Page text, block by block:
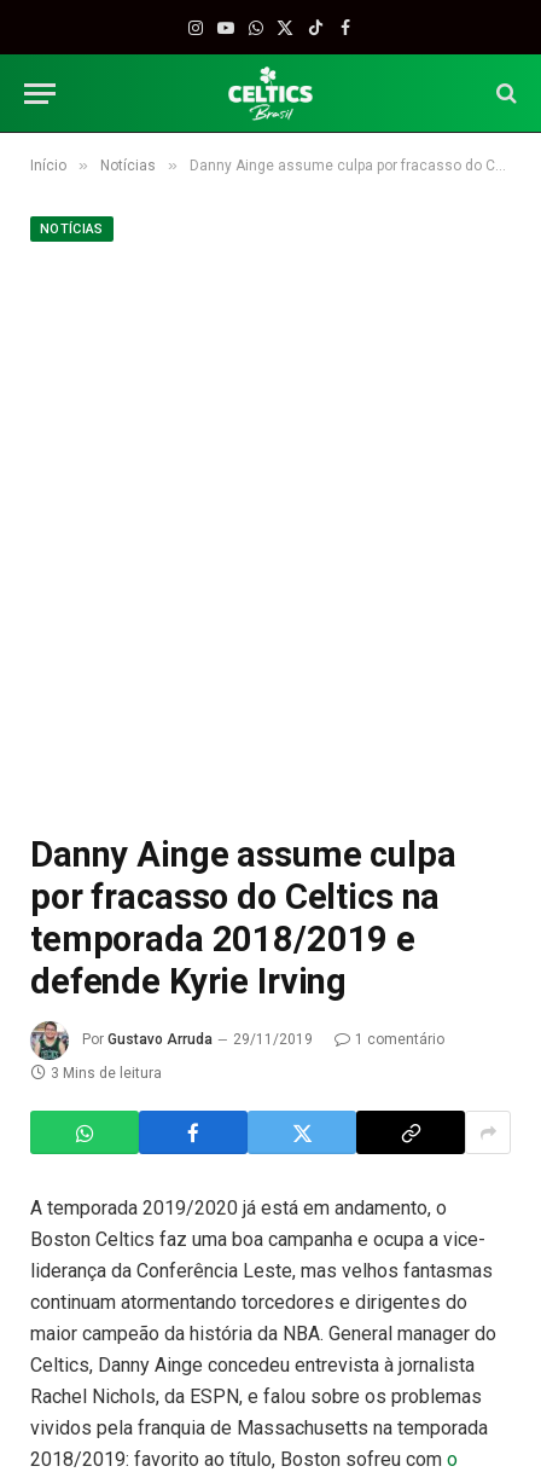
Instagram
YouTube
WhatsApp
X
TikTokFacebook
Início » Notícias » Danny Ainge assume culpa por fracasso do Celtics na temporada 2018/2019 e defende Kyrie Irving
NOTÍCIAS
Danny Ainge assume culpa
por fracasso do Celtics na
temporada 2018/2019 e
defende Kyrie Irving
Por Gustavo Arruda 29/11/2019
1 comentário
3 Mins de leitura
A temporada 2019/2020 já está em andamento, o
Boston Celtics faz uma boa campanha e ocupa a vice-
liderança da Conferência Leste, mas velhos fantasmas
continuam atormentando torcedores e dirigentes do
maior campeão da história da NBA. General manager do
Celtics, Danny Ainge concedeu entrevista à jornalista
Rachel Nichols, da ESPN, e falou sobre os problemas
vividos pela franquia de Massachusetts na temporada
2018/2019: favorito ao título, Boston sofreu com o